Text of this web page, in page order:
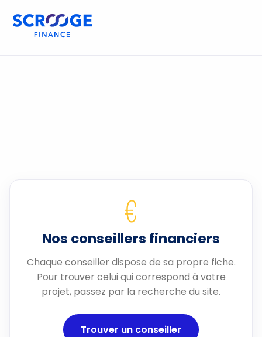
€
Nos conseillers financiers
Chaque conseiller dispose de sa propre fiche.
Pour trouver celui qui correspond à votre
projet, passez par la recherche du site.
Trouver un conseiller